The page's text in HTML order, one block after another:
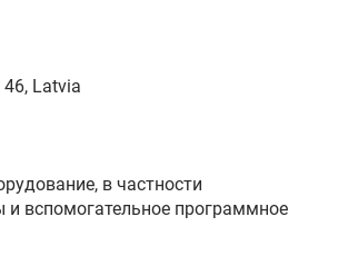
Latvia
в частности
вспомогательное программное